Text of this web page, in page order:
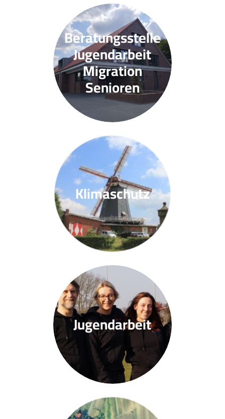
Beratungsstelle
Jugendarbeit
Migration
Senioren
Klimaschutz
Jugendarbeit